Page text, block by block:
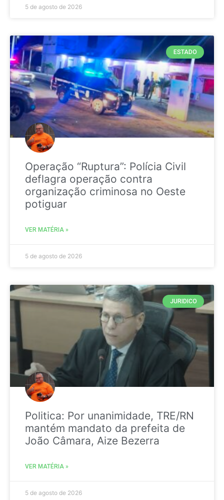
5 de agosto de 2026
ESTADO
Operação “Ruptura”: Polícia Civil
deflagra operação contra
organização criminosa no Oeste
potiguar
VER MATÉRIA »
5 de agosto de 2026
JURIDICO
Politica: Por unanimidade, TRE/RN
mantém mandato da prefeita de
João Câmara, Aize Bezerra
VER MATÉRIA »
5 de agosto de 2026